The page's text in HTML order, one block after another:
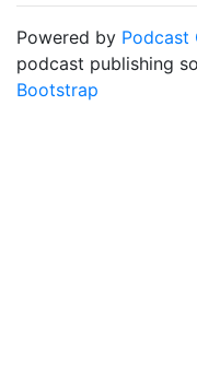
Powered by Podcast
podcast publishing
Bootstrap